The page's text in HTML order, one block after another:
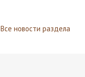
Все новости раздела